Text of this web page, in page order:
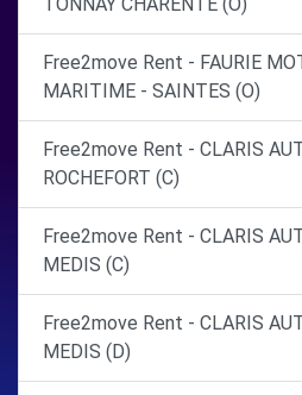
Free2move Rent - FAURIE
MARITIME - SAINTES (O)
Free2move Rent - CLARIS
ROCHEFORT (C)
Free2move Rent - CLARIS
MEDIS (C)
Free2move Rent - CLARIS
MEDIS (D)